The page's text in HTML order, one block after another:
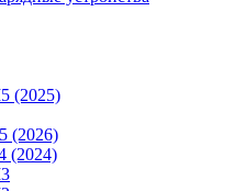
(2025)
(2026)
(2024)